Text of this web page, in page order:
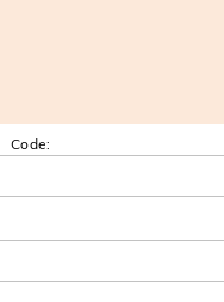
Code:
SUMMER